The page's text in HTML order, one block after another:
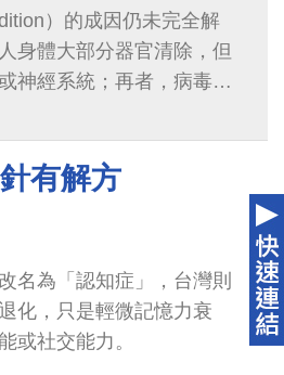
）的成因仍未完全解
身體大部分器官清除，但
神經系統；再者，病毒肆
有解方
名為「認知症」，台灣則
化，只是輕微記憶力衰
或社交能力。